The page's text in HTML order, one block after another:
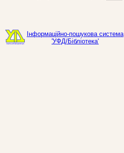
Інформаційно-пошукова система
'УФД/Бібліотека'